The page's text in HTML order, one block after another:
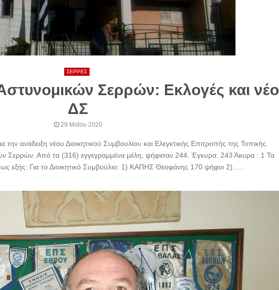
ΣΕΡΡΕΣ
Σερρών: Εκλογές και νέο
ΔΣ
29 Μαΐου 2020
την ανάδειξη νέου Διοικητικού Συμβουλίου και Ελεγκτικής Επιτροπής της Τοπικής
Σερρών. Από τα (316) εγγεγραμμένα μέλη, ψήφισαν 244. Έγκυρα: 243 Άκυρα : 1 Τα
εξής: Για το Διοικητικό Συμβούλιο: 1) ΚΑΠΗΣ Θεοφάνης 170 ψήφοι 2)......